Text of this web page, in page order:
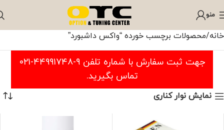
منو
خانه محصولات برچسب خورده “واکس داشبورد”
جهت ثبت سفارش با شماره تلفن ۹-۴۴۹۹۱۷۴۸-۰۲۱
تماس بگیرید.
نمایش نوار کناری